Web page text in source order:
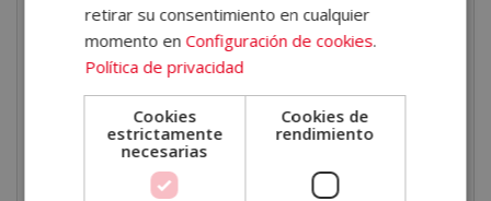
Aplicar técnicas de investigación criminal
incluyendo la inspección de la escena del crimen, la
recogida y análisis de pruebas, y la elaboración de
informes periciales.
Realizar perfiles criminológicos y
victimológicos, conociendo los métodos de
perfilación y las tipologías de delincuentes.
retirar su consentimiento en cualquier
momento enConfiguración de cookies.
Política de privacidad
Cookies
estrictamente
necesarias
Cookies de
rendimiento